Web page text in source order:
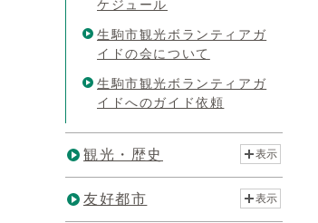
ケジュール
生駒市観光ボランティアガ
イドの会について
生駒市観光ボランティアガ
イドへのガイド依頼
観光・歴史 表示
友好都市 表示